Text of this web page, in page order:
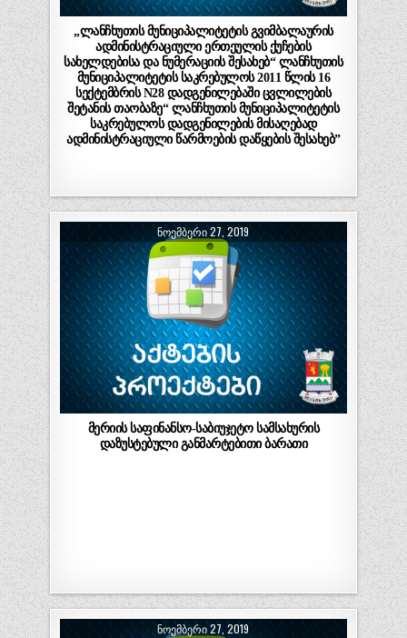
„ლანჩხუთის მუნიციპალიტეტის გვიმბალაურის
ადმინისტრაციული ერთეულის ქუჩების
სახელდებისა და ნუმერაციის შესახებ“ ლანჩხუთის
მუნიციპალიტეტის საკრებულოს 2011 წლის 16
სექტემბრის N28 დადგენილებაში ცვლილების
შეტანის თაობაზე“ ლანჩხუთის მუნიციპალიტეტის
საკრებულოს დადგენილების მისაღებად
ადმინისტრაციული წარმოების დაწყების შესახებ”
ᲜᲝᲔᲛᲑᲔᲠᲘ 27, 2019
მერიის საფინანსო-საბიუჯეტო სამსახურის
დაზუსტებული განმარტებითი ბარათი
ᲜᲝᲔᲛᲑᲔᲠᲘ 27, 2019